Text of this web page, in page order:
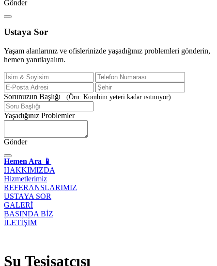
Gönder
Ustaya Sor
Yaşam alanlarınız ve ofislerinizde yaşadığınız problemleri gönderin,
hemen yanıtlayalım.
Sorunuzun Başlığı (Örn: Kombim yeteri kadar ısıtmıyor)
Yaşadığınız Problemler
Gönder
Hemen Ara 📱
HAKKIMIZDA
Hizmetlerimiz
REFERANSLARIMIZ
USTAYA SOR
GALERİ
BASINDA BİZ
İLETİŞİM
Su Tesisatçısı